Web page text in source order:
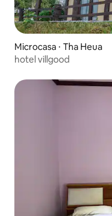
Microcasa ⋅ Tha Heua
hotel villgood